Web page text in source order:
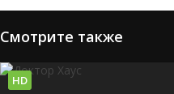
Смотрите также
HD